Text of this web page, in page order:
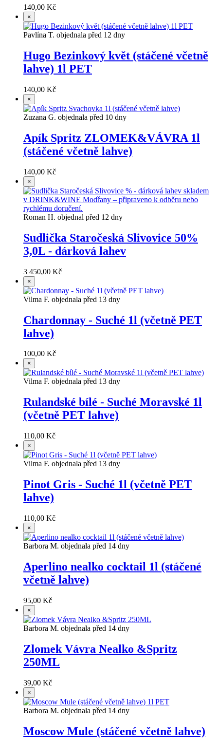
140,00 Kč
×
Pavlína T. objednala před 12 dny
Hugo Bezinkový květ (stáčené včetně
lahve) 1l PET
140,00 Kč
×
Zuzana G. objednala před 10 dny
Apík Spritz ZLOMEK&VÁVRA 1l
(stáčené včetně lahve)
140,00 Kč
×
Roman H. objednal před 12 dny
Sudlička Staročeská Slivovice 50%
3,0L - dárková lahev
3 450,00 Kč
×
Vilma F. objednala před 13 dny
Chardonnay - Suché 1l (včetně PET
lahve)
100,00 Kč
×
Vilma F. objednala před 13 dny
Rulandské bílé - Suché Moravské 1l
(včetně PET lahve)
110,00 Kč
×
Vilma F. objednala před 13 dny
Pinot Gris - Suché 1l (včetně PET
lahve)
110,00 Kč
×
Barbora M. objednala před 14 dny
Aperlino nealko cocktail 1l (stáčené
včetně lahve)
95,00 Kč
×
Barbora M. objednala před 14 dny
Zlomek Vávra Nealko &Spritz
250ML
39,00 Kč
×
Barbora M. objednala před 14 dny
Moscow Mule (stáčené včetně lahve)